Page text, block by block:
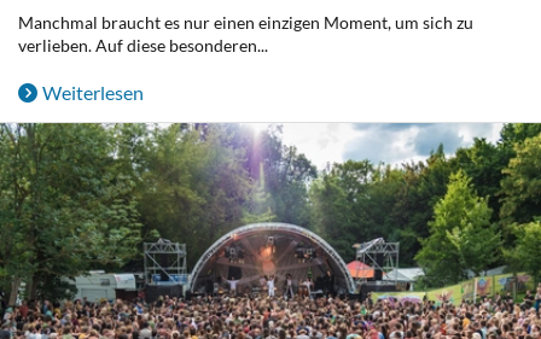
Manchmal braucht es nur einen einzigen Moment, um sich zu
verlieben. Auf diese besonderen...
Weiterlesen